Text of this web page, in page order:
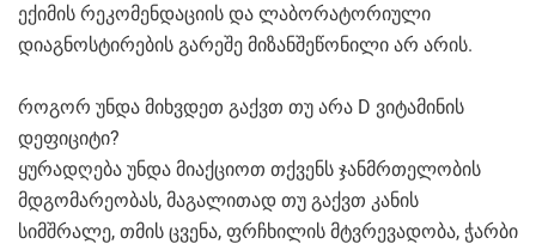
ექიმის რეკომენდაციის და ლაბორატორიული
დიაგნოსტირების გარეშე მიზანშეწონილი არ არის.
როგორ უნდა მიხვდეთ გაქვთ თუ არა D ვიტამინის
დეფიციტი?
ყურადღება უნდა მიაქციოთ თქვენს ჯანმრთელობის
მდგომარეობას, მაგალითად თუ გაქვთ კანის
სიმშრალე, თმის ცვენა, ფრჩხილის მტვრევადობა, ჭარბი